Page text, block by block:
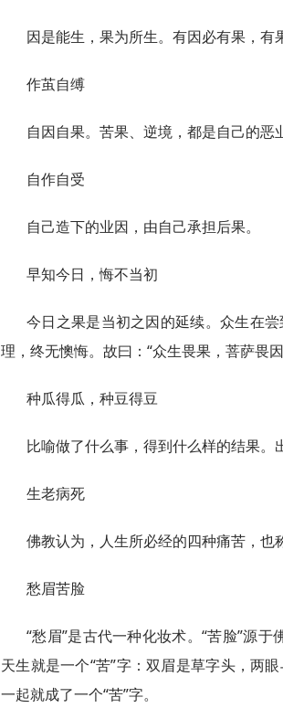
因是能生，果为所生。有因必有果，有
作茧自缚
自因自果。苦果、逆境，都是自己的恶
自作自受
自己造下的业因，由自己承担后果。
早知今日，悔不当初
今日之果是当初之因的延续。众生在
理，终无懊悔。故曰：“众生畏果，菩萨畏
种瓜得瓜，种豆得豆
比喻做了什么事，得到什么样的结果。
生老病死
佛教认为，人生所必经的四种痛苦，也
愁眉苦脸
“愁眉”是古代一种化妆术。“苦脸”源
天生就是一个“苦”字：双眉是草字头，两
一起就成了一个“苦”字。